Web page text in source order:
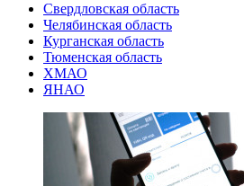
Свердловская область
Челябинская область
Курганская область
Тюменская область
ХМАО
ЯНАО